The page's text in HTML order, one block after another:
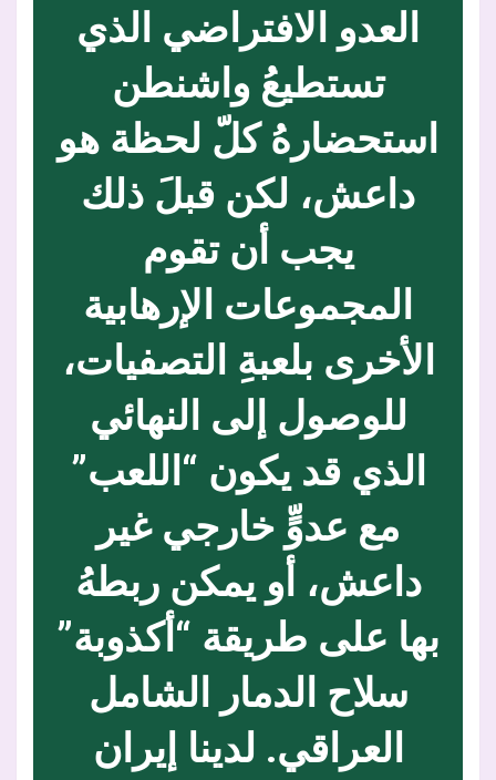
العدو الافتراضي الذي
تستطيعُ واشنطن
استحضارهُ كلّ لحظة هو
داعش، لكن قبلَ ذلك
يجب أن تقوم
المجموعات الإرهابية
الأخرى بلعبةِ التصفيات،
للوصول إلى النهائي
الذي قد يكون “اللعب”
مع عدوٍّ خارجي غير
داعش، أو يمكن ربطهُ
بها على طريقة “أكذوبة”
سلاح الدمار الشامل
العراقي. لدينا إيران